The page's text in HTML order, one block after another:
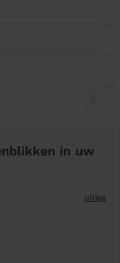
in uw
uitleg